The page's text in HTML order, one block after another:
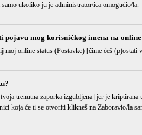
ukoliko ju je administrator/ica omogućio/la.
pojavu mog korisničkog imena na online
moj online status (Postavke) [čime ćeš (p)ostati
trenutna zaporka izgubljena [jer je
koja će ti se otvoriti klikneš na Zaboravio/la